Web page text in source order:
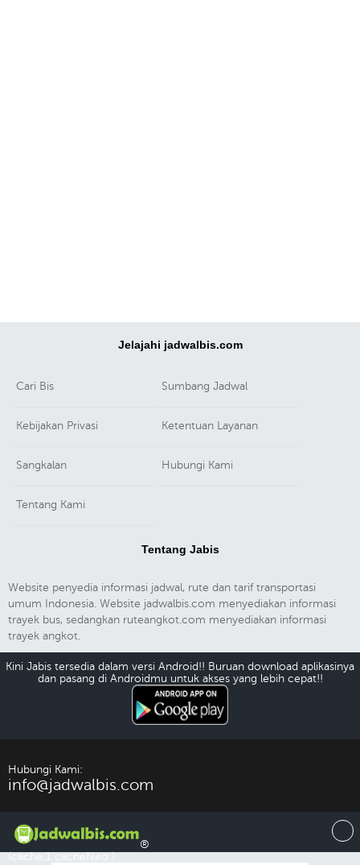
Jelajahi jadwalbis.com
Cari Bis Sumbang Jadwal
Kebijakan Privasi Ketentuan Layanan
Sangkalan Hubungi Kami
Tentang Kami
Tentang Jabis
Website penyedia informasi jadwal, rute dan tarif transportasi
umum Indonesia. Website jadwalbis.com menyediakan informasi
trayek bus, sedangkan ruteangkot.com menyediakan informasi
trayek angkot.
Kini Jabis tersedia dalam versi Android!! Buruan download aplikasinya
dan pasang di Androidmu untuk akses yang lebih cepat!!
Hubungi Kami:
info@jadwalbis.com
®
(cache:1 cacheNeo:)